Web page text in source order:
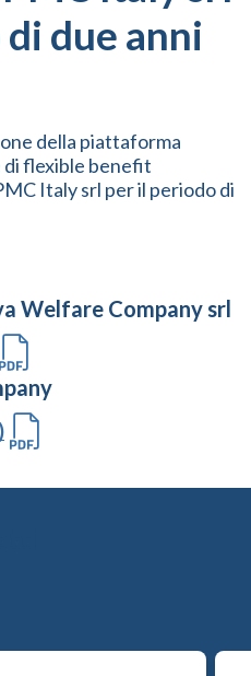
due anni
della piattaforma
di flexible benefit
Italy srl per il periodo di
Welfare Company srl